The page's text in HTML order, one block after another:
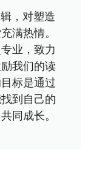
，对塑造
满热情。
业，致力
我们的读
标是通过
到自己的
同成长。